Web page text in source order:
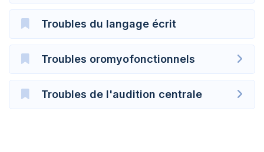
Troubles du langage écrit
Troubles oromyofonctionnels
Troubles de l'audition centrale